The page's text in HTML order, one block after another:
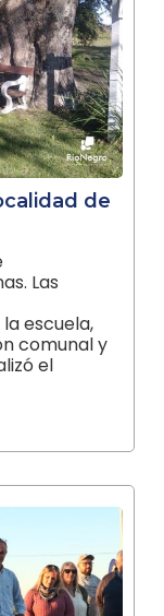
de
Las
escuela,
comunal y
el